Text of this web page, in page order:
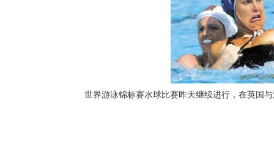
世界游泳锦标赛水球比赛昨天继续进行，在英国与